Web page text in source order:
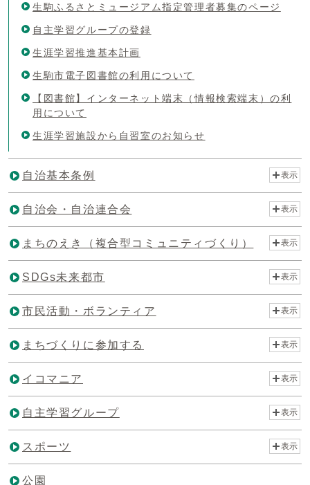
生駒ふるさとミュージアム指定管理者募集のページ
自主学習グループの登録
生涯学習推進基本計画
生駒市電子図書館の利用について
【図書館】インターネット端末（情報検索端末）の利
用について
生涯学習施設から自習室のお知らせ
自治基本条例 表示
自治会・自治連合会 表示
まちのえき（複合型コミュニティづくり） 表示
SDGs未来都市 表示
市民活動・ボランティア 表示
まちづくりに参加する 表示
イコマニア 表示
自主学習グループ 表示
スポーツ 表示
公園